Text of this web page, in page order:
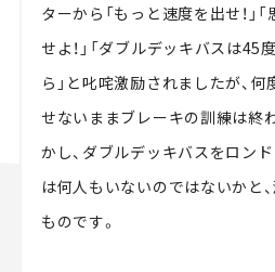
ターから「もっと速度を出せ！」
せよ！」「ダブルデッキバスは
ら」と叱咤激励されましたが、
せないままブレーキの訓練は終
かし、ダブルデッキバスをロン
は何人もいないのではないかと
ものです。